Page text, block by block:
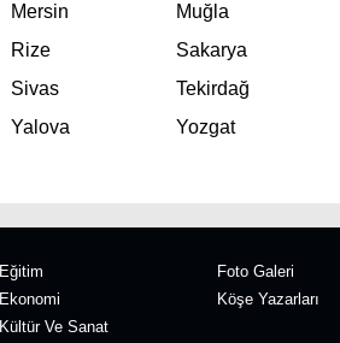
Mersin Muğla
Rize Sakarya
Sivas Tekirdağ
Yalova Yozgat
Eğitim
Ekonomi
Kültür Ve Sanat
Foto Galeri
Köşe Yazarları